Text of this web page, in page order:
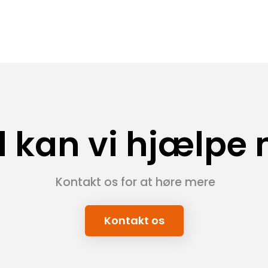
kan vi hjælpe
Kontakt os for at høre mere
Kontakt os